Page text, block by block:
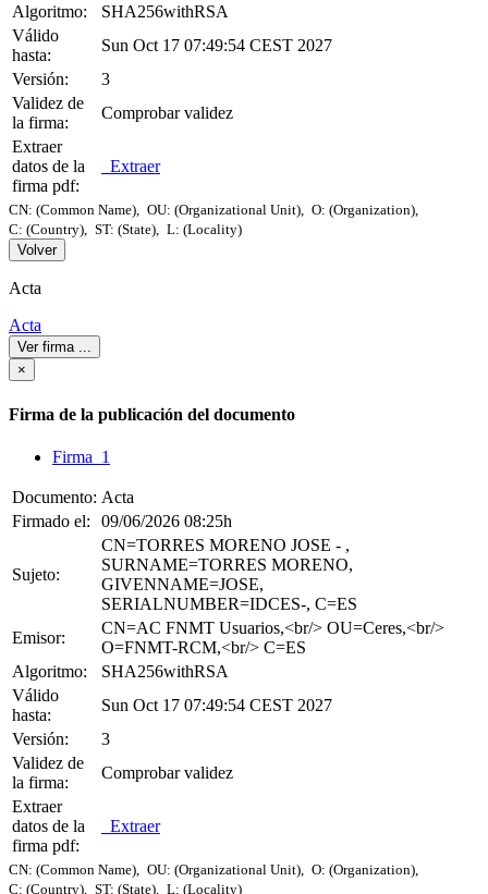
Algoritmo:
SHA256withRSA
Válido
hasta:
Sun Oct 17 07:49:54 CEST 2027
Versión:
3
Validez de
la firma:
Comprobar validez
Extraer
datos de la
firma pdf:
Extraer
CN: (Common Name), OU: (Organizational Unit), O: (Organization),
C: (Country), ST: (State), L: (Locality)
Volver
Acta
Acta
Ver firma ...
×
Firma de la publicación del documento
Firma 1
Documento: Acta
Firmado el:
09/06/2026 08:25h
Sujeto:
CN=TORRES MORENO JOSE - ,
SURNAME=TORRES MORENO,
GIVENNAME=JOSE,
SERIALNUMBER=IDCES-, C=ES
Emisor:
CN=AC FNMT Usuarios,<br/> OU=Ceres,<br/>
O=FNMT-RCM,<br/> C=ES
Algoritmo:
SHA256withRSA
Válido
hasta:
Sun Oct 17 07:49:54 CEST 2027
Versión:
3
Validez de
la firma:
Comprobar validez
Extraer
datos de la
firma pdf:
Extraer
CN: (Common Name), OU: (Organizational Unit),
O: (Organization),
C: (Country),
ST: (State), L: (Locality)